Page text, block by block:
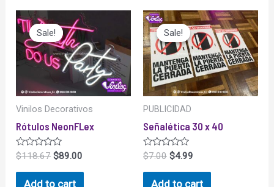
Sale!
Sale!
Vinilos Decorativos
Rótulos NeonFLex
Rated
0
out
$118.67 $89.00
Add to cart
Sale!
Sale!
PUBLICIDAD
Señalética 30 x 40
Rated
0
out
$7.00 $4.99
Add to cart